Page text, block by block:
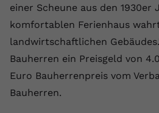
einer Scheune aus den 1930er
komfortablen Ferienhaus
landwirtschaftlichen
Bauherren ein Preisgeld von
Euro Bauherrenpreis vom
Bauherren.